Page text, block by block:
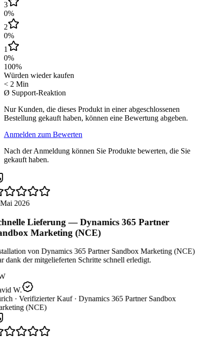
3
0%
2
0%
1
0%
100%
Würden wieder kaufen
< 2 Min
Ø Support-Reaktion
Nur Kunden, die dieses Produkt in einer abgeschlossenen
Bestellung gekauft haben, können eine Bewertung abgeben.
Anmelden zum Bewerten
Nach der Anmeldung können Sie Produkte bewerten, die Sie
gekauft haben.
2026
Lieferung — Dynamics 365 Partner
Marketing (NCE)
von Dynamics 365 Partner Sandbox Marketing (NCE)
dank der mitgelieferten Schritte schnell erledigt.
W.
· Verifizierter Kauf · Dynamics 365 Partner Sandbox
(NCE)